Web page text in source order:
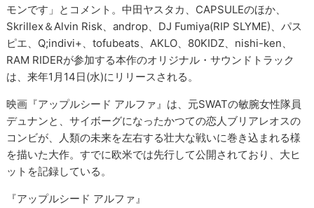
モンです」とコメント。中田ヤスタカ、CAPSULEのほか、
Skrillex＆Alvin Risk、androp、DJ Fumiya(RIP SLYME)、パス
ピエ、Q;indivi+、tofubeats、AKLO、80KIDZ、nishi-ken、
RAM RIDERが参加する本作のオリジナル・サウンドトラック
は、来年1月14日(水)にリリースされる。
映画『アップルシード アルファ』は、元SWATの敏腕女性隊員
デュナンと、サイボーグになったかつての恋人ブリアレオスの
コンビが、人類の未来を左右する壮大な戦いに巻き込まれる様
を描いた大作。すでに欧米では先行して公開されており、大ヒ
ットを記録している。
『アップルシード アルファ』